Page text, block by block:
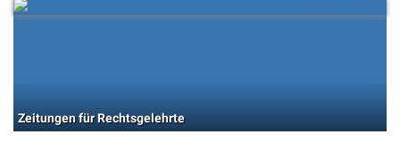
Zeitungen für Rechtsgelehrte